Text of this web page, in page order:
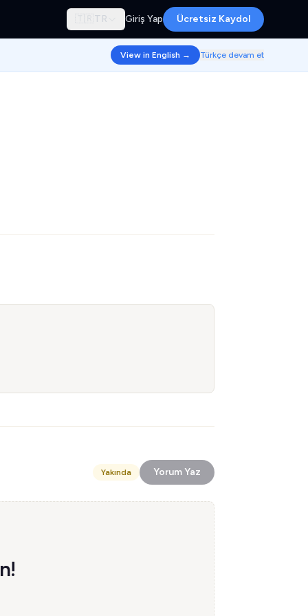
🇹🇷 TR Giriş Yap Ücretsiz Kaydol
View in English → Türkçe devam et
Yakında Yorum Yaz